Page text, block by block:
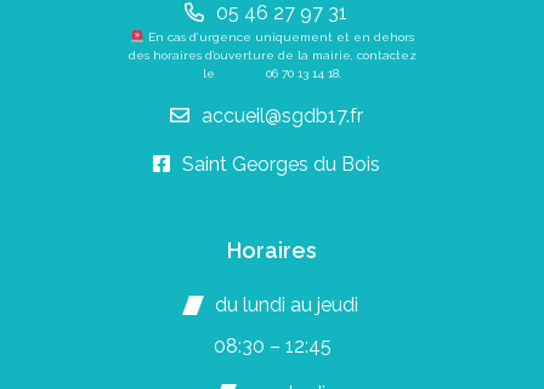
05 46 27 97 31
En cas d’urgence uniquement et en dehors
des horaires d’ouverture de la mairie, contactez
le 06 70 13 14 18
accueil@sgdb17.fr
Saint Georges du Bois
Horaires
du lundi au jeudi
08:30 – 12:45